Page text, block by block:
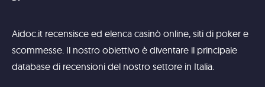
Aidoc.it recensisce ed elenca casinò online, siti di poker e
scommesse. Il nostro obiettivo è diventare il principale
database di recensioni del nostro settore in Italia.